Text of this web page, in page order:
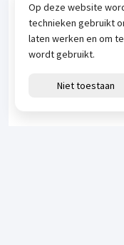
Op deze website
technieken gebruikt
laten werken en om
wordt gebruikt.